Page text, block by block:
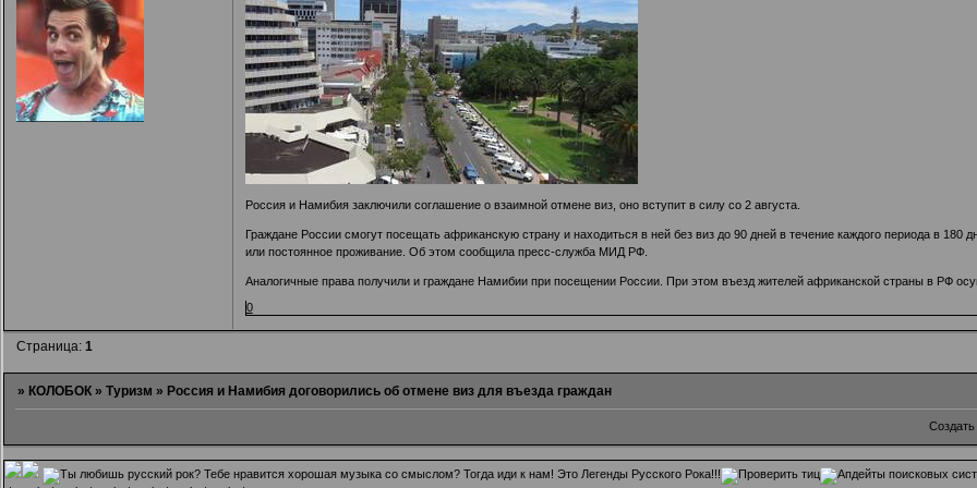
Россия и Намибия заключили соглашение о взаимной отмене виз, оно вступит в силу со 2 августа.
Граждане России смогут посещать африканскую страну и находиться в ней без виз до 90 дней в течение каждого периода в
или постоянное проживание. Об этом сообщила пресс-служба МИД РФ.
Аналогичные права получили и граждане Намибии при посещении России. При этом въезд жителей африканской страны в РФ
0
Страница: 1
» КОЛОБОК » Туризм » Россия и Намибия договорились об отмене виз для въезда граждан